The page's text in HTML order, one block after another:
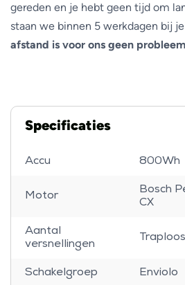
gereden en je hebt geen tijd om
staan we binnen 5 werkdagen bij
afstand is voor ons geen
Specificaties
Accu 800Wh
Motor
Bosch
CX
Aantal
versnellingen
Traploos
Schakelgroep Enviolo